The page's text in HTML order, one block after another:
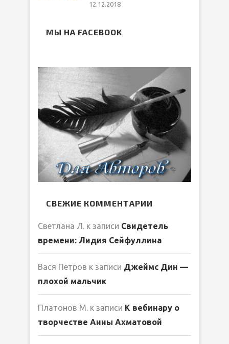
12.12.2018
МЫ НА FACEBOOK
СВЕЖИЕ КОММЕНТАРИИ
Светлана Л. к записи Свидетель
времени: Лидия Сейфуллина
Вася Петров к записи Джеймс Дин —
плохой мальчик
Платонов М. к записи К вебинару о
творчестве Анны Ахматовой